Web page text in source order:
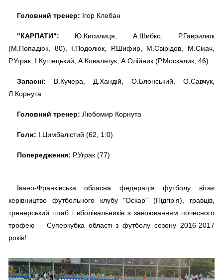
Головний тренер: Ігор Клебан
"КАРПАТИ": Ю.Кисилиця, А.Шибко, Р.Гаврилюк
(М.Попадюк, 80), І.Подолюк, Р.Шифир, М.Свірідов, М.Сікач,
Р.Уграк, І.Кушецький, А.Ковальчук, А.Олійник (Р.Москалик, 46)
Запасні: В.Кучера, Д.Хандій, О.Блонський, О.Савчук,
Л.Корнута
Головний тренер: Любомир Корнута
Голи: І.Цимбалістий (62, 1:0)
Попередження: Р.Уграк (77)
Івано-Франківська обласна федерація футболу вітає
керівництво футбольного клубу "Оскар" (Підгір'я), гравців,
тренерський штаб і вболівальників з завоюванням почесного
трофею – Суперкубка області з футболу сезону 2016-2017
років!